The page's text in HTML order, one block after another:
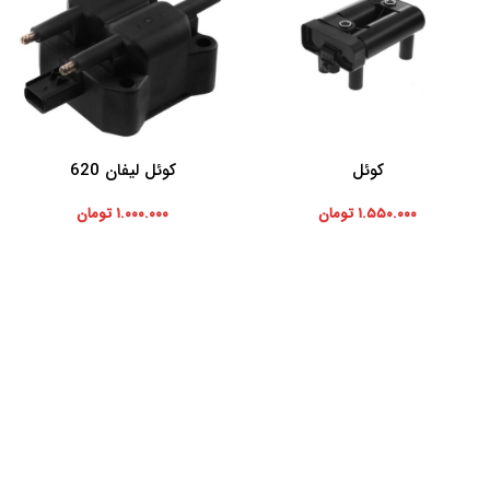
افزودن به سبد خرید
کوئل
۱.۵۵۰.۰۰۰تومان
افزودن به سبد خرید
کوئل لیفان 620
۱.۰۰۰.۰۰۰تومان